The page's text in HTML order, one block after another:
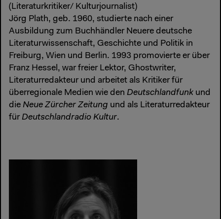
(Literaturkritiker/ Kulturjournalist)
Jörg Plath, geb. 1960, studierte nach einer
Ausbildung zum Buchhändler Neuere deutsche
Literaturwissenschaft, Geschichte und Politik in
Freiburg, Wien und Berlin. 1993 promovierte er über
Franz Hessel, war freier Lektor, Ghostwriter,
Literaturredakteur und arbeitet als Kritiker für
überregionale Medien wie den Deutschlandfunk und
die Neue Zürcher Zeitung und als Literaturredakteur
für Deutschlandradio Kultur.